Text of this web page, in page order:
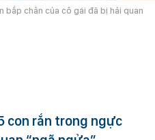
chân của cô gái đã bị hải quan
con rắn trong ngực